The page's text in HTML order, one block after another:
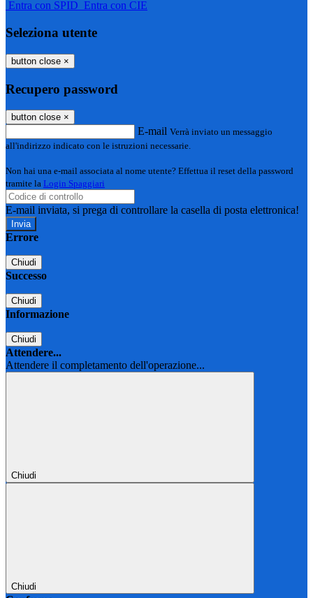
Entra con SPID Entra con CIE
Seleziona utente
button close ×
Recupero password
button close ×
E-mail Verrà inviato un messaggio
all'indirizzo indicato con le istruzioni necessarie.
Non hai una e-mail associata al nome utente? Effettua il reset della password
tramite la Login Spaggiari
E-mail inviata, si prega di controllare la casella di posta elettronica!
Errore
Chiudi
Successo
Chiudi
Informazione
Chiudi
Attendere...
Attendere il completamento dell'operazione...
Chiudi
Chiudi